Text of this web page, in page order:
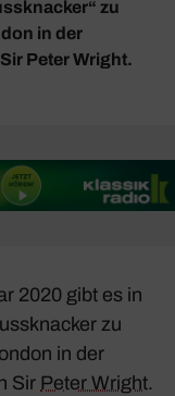
zu
in der
Peter Wright.
2020 gibt es in
zu
in der
Sir Peter Wright.